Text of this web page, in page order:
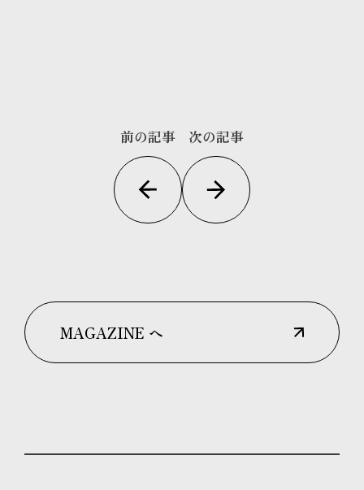
前の記事 次の記事
MAGAZINE へ